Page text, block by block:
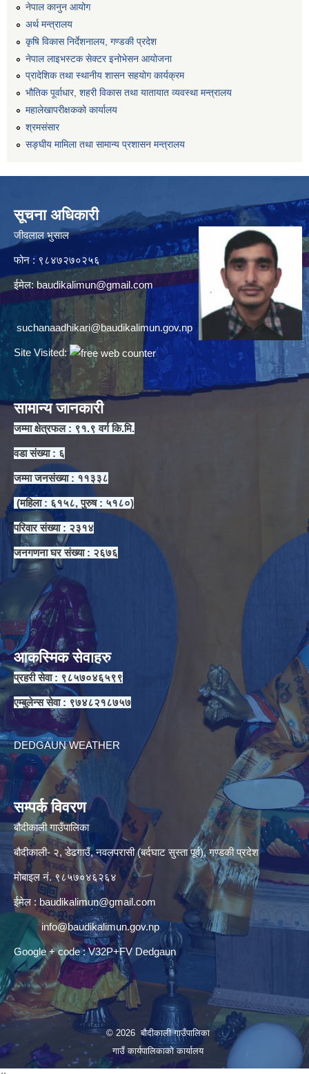
नेपाल कानुन आयोग
अर्थ मन्त्रालय
कृषि विकास निर्देशनालय, गण्डकी प्रदेश
नेपाल लाइभस्टक सेक्टर इनोभेसन आयोजना
प्रादेशिक तथा स्थानीय शासन सहयोग कार्यक्रम
भौतिक पूर्वाधार, शहरी विकास तथा यातायात व्यवस्था मन्त्रालय
महालेखापरीक्षकको कार्यालय
श्रमसंसार
सङ्घीय मामिला तथा सामान्य प्रशासन मन्त्रालय
सूचना अधिकारी
जीवलाल भुसाल
फोन : ९८४७२७०२५६
ईमेल: baudikalimun@gmail.com
suchanaadhikari@baudikalimun.gov.np
Site Visited:
सामान्य जानकारी
जम्मा क्षेत्रफल : ९१.९ वर्ग कि.मि.
वडा संख्या : ६
जम्मा जनसंख्या : ११३३८
(महिला : ६१५८, पुरुष : ५१८०)
परिवार संख्या : २३१४
जनगणना घर संख्या : २६७६
आकस्मिक सेवाहरु
प्रहरी सेवा : ९८५७०४६५९९
एम्बुलेन्स सेवा : ९७४८२१८७५७
DEDGAUN WEATHER
सम्पर्क विवरण
बौदीकाली गाउँपालिका
बौदीकाली- २, डेढगाउँ, नवलपरासी (बर्दघाट सुस्ता पूर्व), गण्डकी प्रदेश
मोबाइल नं. ९८५७०४६२६४
ईमेल : baudikalimun@gmail.com
info@baudikalimun.gov.np
Google + code : V32P+FV Dedgaun
© 2026 बौदीकाली गाउँपालिका
गाउँ कार्यपालिकाको कार्यालय